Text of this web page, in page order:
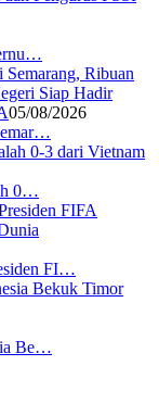
05/08/2026
0…
FI…
Be…